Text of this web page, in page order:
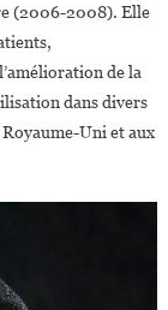
(2006-2008). Elle
de la
dans divers
Uni et aux